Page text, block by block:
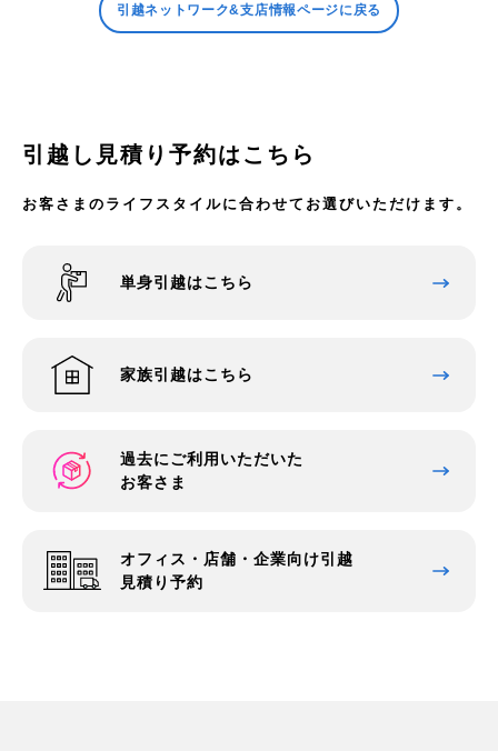
引越ネットワーク&支店情報ページに戻る
引越し見積り予約はこちら
お客さまのライフスタイルに合わせてお選びいただけます。
単身引越はこちら
家族引越はこちら
過去にご利用いただいた
お客さま
オフィス・店舗・企業向け引越
見積り予約